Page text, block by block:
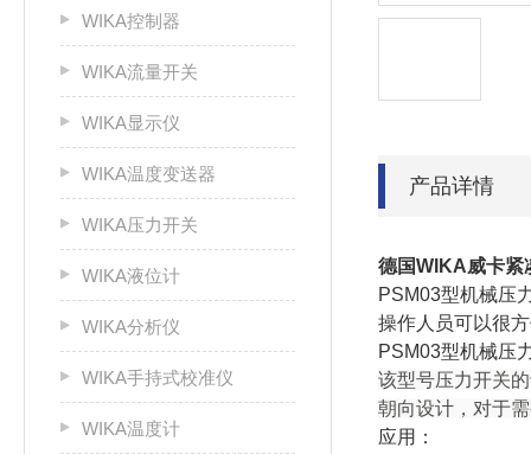
WIKA控制器
WIKA流量开关
WIKA显示仪
WIKA温度变送器
WIKA压力开关
WIKA液位计
WIKA分析仪
WIKA手持式校准仪
WIKA温度计
产品详情
德国WIKA威卡紧
PSM03型机械压
操作人员可以很
PSM03型机械压
该型号压力开关
朝向设计，对于
应用：